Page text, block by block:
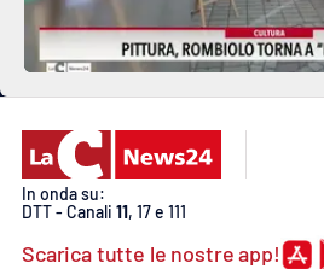
In onda su:
DTT - Canali 11, 17 e 111
Scarica tutte le nostre app!